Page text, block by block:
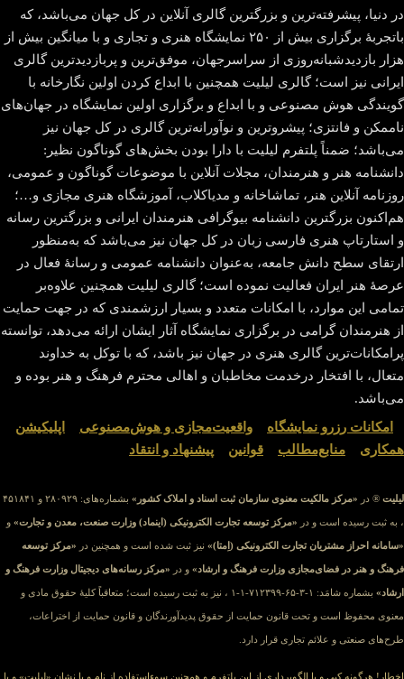
در دنیا، پیشرفته‌ترین و بزرگترین گالری آنلاین در کل جهان می‌باشد، که
باتجربهٔ برگزاری بیش از ۲۵۰ نمایشگاه هنری و تجاری و با میانگین بیش از
هزار بازدیدشبانه‌روزی از سراسرجهان، موفق‌ترین و پربازدیدترین گالری
ایرانی نیز است؛ گالری لیلیت همچنین با ابداع کردن اولین نگارخانه با
گویندگی هوش مصنوعی و با ابداع و برگزاری اولین نمایشگاه در جهان‌های
ناممکن و فانتزی؛ پیشروترین و نوآورانه‌ترین گالری در کل جهان نیز
می‌باشد؛ ضمناً پلتفرم لیلیت با دارا بودن بخش‌های گوناگون نظیر:
دانشنامه هنر و هنرمندان، مجلات آنلاین با موضوعات گوناگون و عمومی،
روزنامه آنلاین هنر، تماشاخانه و مدیاکلاب، آموزشگاه هنری مجازی و…؛
هم‌اکنون بزرگترین دانشنامه بیوگرافی هنرمندان ایرانی و بزرگترین رسانه
و استارتاپ هنری فارسی زبان در کل جهان نیز می‌باشد که به‌منظور
ارتقای سطح دانش جامعه، به‌عنوان دانشنامه عمومی و رسانهٔ فعال در
عرصهٔ هنر ایران فعالیت نموده است؛ گالری لیلیت همچنین علاوه‌بر
تمامی این موارد، با امکانات متعدد و بسیار ارزشمندی که در جهت حمایت
از هنرمندان گرامی در برگزاری نمایشگاه آثار ایشان ارائه می‌دهد، توانسته
پرامکانات‌ترین گالری هنری در جهان نیز باشد، که با توکل به خداوند
متعال، با افتخار درخدمت مخاطبان و اهالی محترم فرهنگ و هنر بوده و
می‌باشد.
امکانات رزرو نمایشگاه واقعیت‌مجازی و هوش‌مصنوعی اپلیکیشن
همکاری
منابع‌مطالب قوانین پیشنهاد و انتقاد
لیلیت ® در «مرکز مالکیت معنوی سازمان ثبت اسناد و املاک کشور» بشماره‌های: ۲۸۰۹۲۹ و ۴۵۱۸۴۱
، به ثبت رسیده است و در «مرکز توسعه تجارت الکترونیکی (اینماد) وزارت صنعت، معدن و تجارت» و
«سامانه احراز مشتریان تجارت الکترونیکی (اِمتا)» نیز ثبت شده است و همچنین در «مرکز توسعه
فرهنگ و هنر در فضای‌مجازی وزارت فرهنگ و ارشاد» و در «مرکز رسانه‌های دیجیتال وزارت فرهنگ و
ارشاد» بشماره شامَد: ۱-۳-۶۵-۷۱۲۳۹۹-۱-۱ ، نیز به ثبت رسیده است؛ متعاقباً کلیهٔ حقوق مادی و
معنوی محفوظ است و تحت قانون حمایت از حقوق پدیدآورندگان و قانون حمایت از اختراعات،
طرح‌های صنعتی و علائم تجاری قرار دارد.
اخطار! هرگونه کپی و یا الگوبرداری از این پلتفرم و همچنین سوءاستفاده از نام و یا نشان «لیلیت» و یا